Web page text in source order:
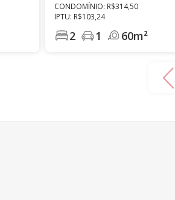
CONDOMÍNIO: R$314,50
IPTU: R$103,24
2 1 60m²